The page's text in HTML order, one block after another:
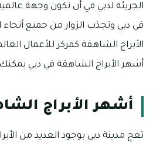
الجريئة لدبي في أن تكون وجهة
في دبي وتجذب الزوار من جميع
الأبراج الشاهقة كمركز للأعمال
أشهر الأبراج الشاهقة في دبي يمكنك
أشهر الأبراج
تعج مدينة دبي بوجود العديد من